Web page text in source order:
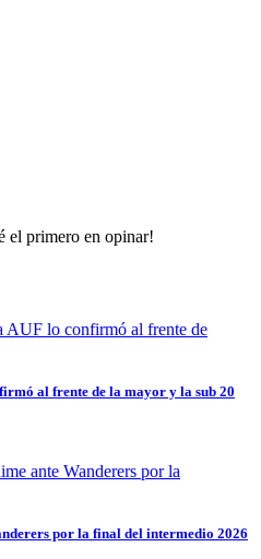
el primero en opinar!
al frente de la mayor y la sub 20
por la final del intermedio 2026